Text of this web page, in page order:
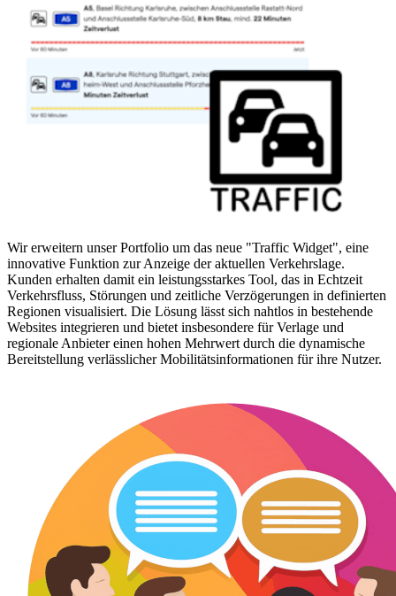
Wir erweitern unser Portfolio um das neue "Traffic Widget", eine
innovative Funktion zur Anzeige der aktuellen Verkehrslage.
Kunden erhalten damit ein leistungsstarkes Tool, das in Echtzeit
Verkehrsfluss, Störungen und zeitliche Verzögerungen in definierten
Regionen visualisiert. Die Lösung lässt sich nahtlos in bestehende
Websites integrieren und bietet insbesondere für Verlage und
regionale Anbieter einen hohen Mehrwert durch die dynamische
Bereitstellung verlässlicher Mobilitätsinformationen für ihre Nutzer.